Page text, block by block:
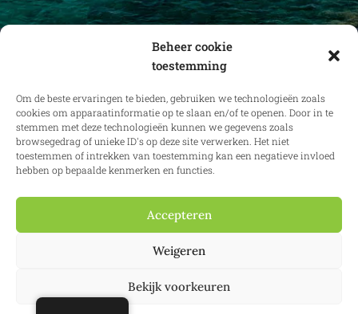
Beheer cookie
toestemming
Om de beste ervaringen te bieden, gebruiken we technologieën zoals
cookies om apparaatinformatie op te slaan en/of te openen. Door in te
stemmen met deze technologieën kunnen we gegevens zoals
browsegedrag of unieke ID's op deze site verwerken. Het niet
toestemmen of intrekken van toestemming kan een negatieve invloed
hebben op bepaalde kenmerken en functies.
Accepteren
Weigeren
Bekijk voorkeuren
Ontvang maandelijks updates over
vastgoedrecht in binnen- en buitenland.
Inschrijven
© 2025 Confianz – Alle rechten voorbehouden.
0713.777.468 & 0804.310.043